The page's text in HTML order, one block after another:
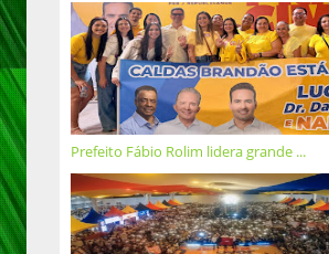
Prefeito Fábio Rolim lidera grande ...